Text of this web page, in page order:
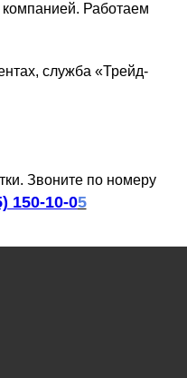
компанией. Работаем
служба «Трейд-
Звоните по номеру
150-10-05